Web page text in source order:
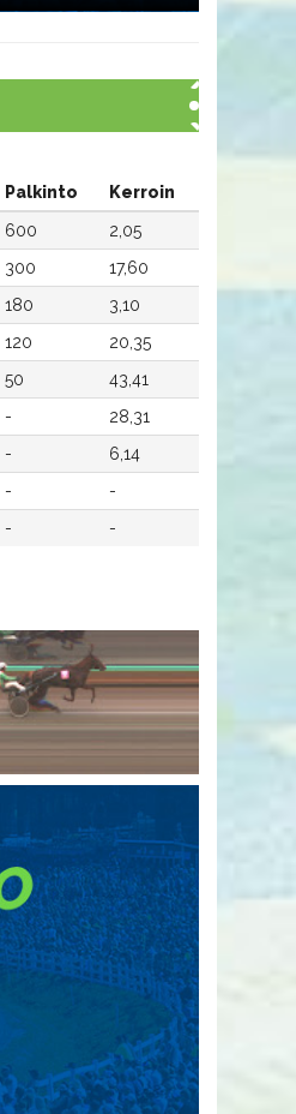
Palkinto
Kerroin
600
2,05
300
17,60
180
3,10
120
20,35
50
43,41
-
28,31
-
6,14
-
-
- -